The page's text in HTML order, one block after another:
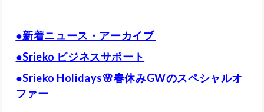
●新着ニュース・アーカイブ
●Srieko ビジネスサポート
●Srieko Holidays🌸春休みGWのスペシャルオ
ファー